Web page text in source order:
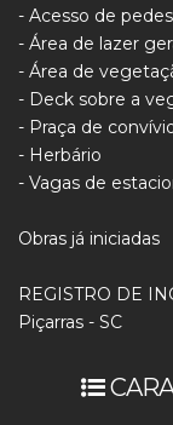
- Acesso de
- Área de lazer
- Área de
- Deck sobre a
- Praça de
- Herbário
- Vagas de
Obras já iniciadas
REGISTRO DE
Piçarras - SC